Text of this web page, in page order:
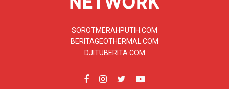
SOROTMERAHPUTIH.COM
BERITAGEOTHERMAL.COM
DJITUBERITA.COM